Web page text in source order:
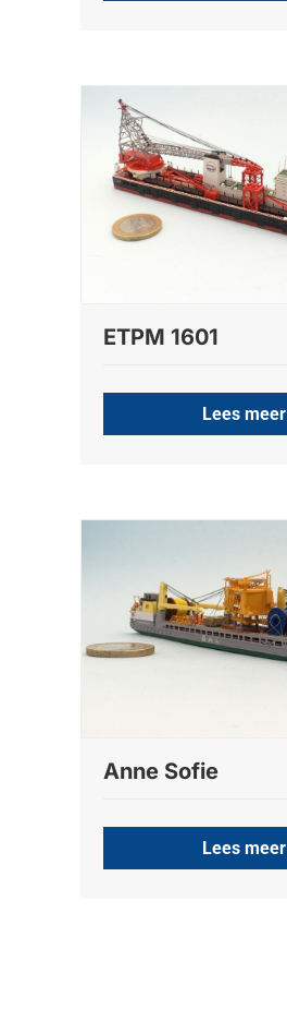
ETPM 1601
Lees meer
Anne Sofie
Lees meer